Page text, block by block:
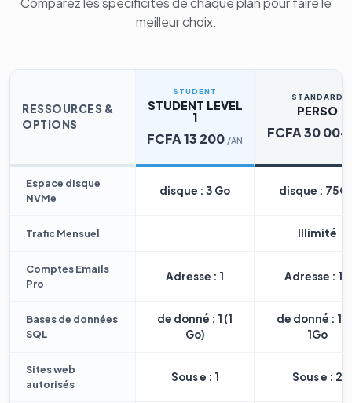
meilleur choix.
RESSOURCES &
OPTIONS
STUDENT
STUDENT LEVEL
1
FCFA 13 200 /AN
STANDARD
PERSO
FCFA 30 004
Espace disque
NVMe
disque : 3 Go disque :
Trafic Mensuel Illimité
Comptes Emails
Pro
Adresse : 1 Adresse : 10
Bases de données
SQL
de donné : 1 (1
Go)
de donné : 1
1Go
Sites web
autorisés
Sous e : 1 Sous e : 2